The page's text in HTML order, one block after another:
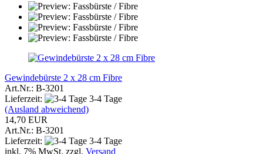
Gewindebürste 2 x 28 cm Fibre
Art.Nr.: B-3201
Lieferzeit:
3-4 Tage
(Ausland abweichend)
14,70 EUR
Art.Nr.: B-3201
Lieferzeit:
3-4 Tage
inkl. 7% MwSt. zzgl. Versand